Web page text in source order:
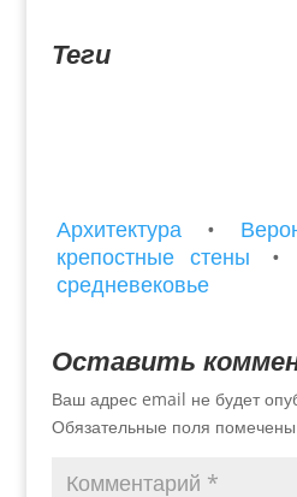
Теги
Архитектура •
крепостные стены
•
средневековье
Оставить
Ваш адрес email не будет
Обязательные поля помечены